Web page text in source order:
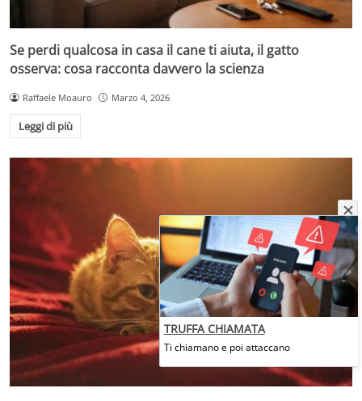
Se perdi qualcosa in casa il cane ti aiuta, il gatto
osserva: cosa racconta davvero la scienza
Raffaele Moauro Marzo 4, 2026
Leggi di più
TRUFFA CHIAMATA
Ti chiamano e poi attaccano